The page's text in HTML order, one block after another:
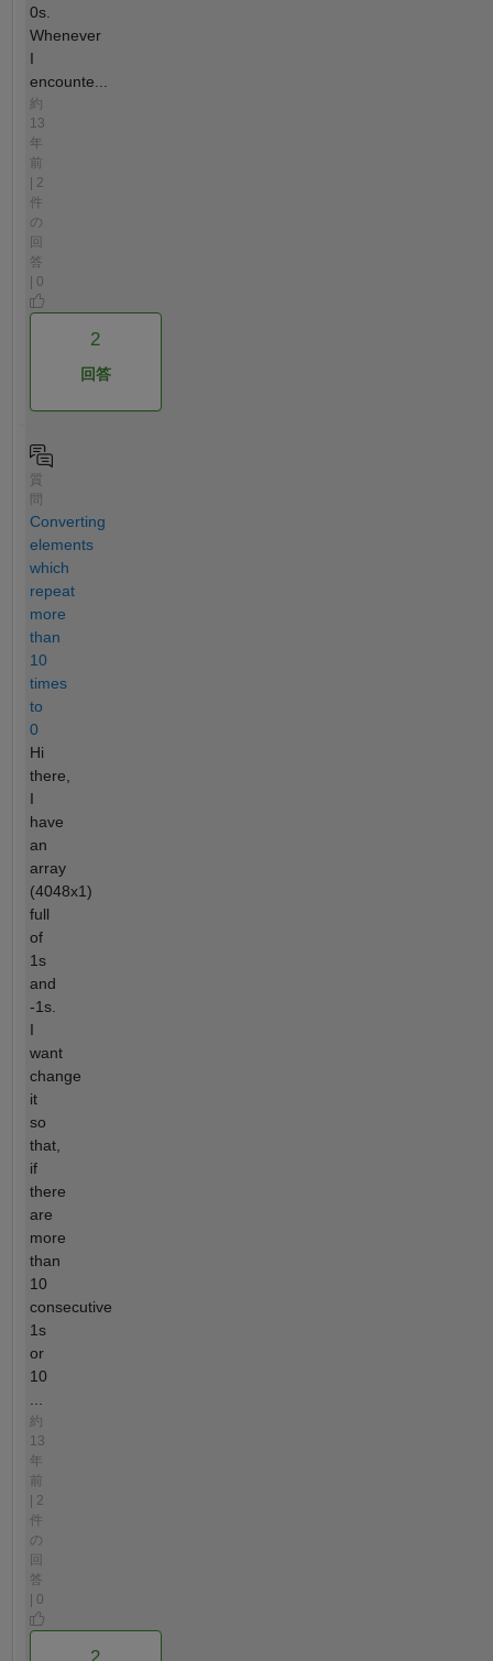
0s.
Whenever
I
encounte...
約
13
年
前
| 2
件
の
回
答
| 0
2
回答
質
Converting
elements
which
repeat
more
than
10
times
to
0
Hi
there,
I
have
an
array
(4048x1)
full
of
1s
and
-1s.
I
want
change
it
so
that,
if
there
are
more
than
10
consecutive
1s
or
10
...
約
13
年
前
| 2
件
の
回
答
| 0